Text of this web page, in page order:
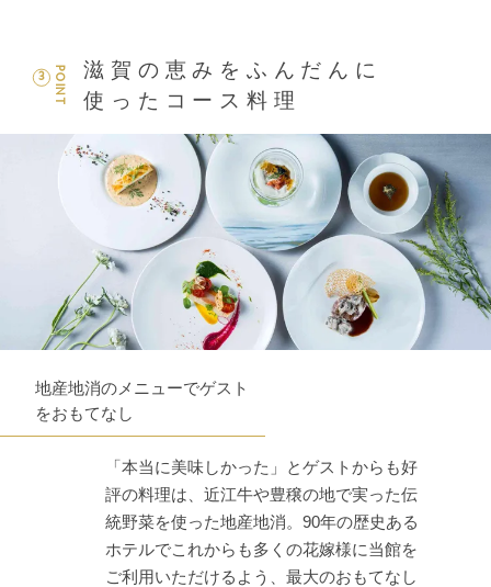
POINT
3
滋賀の恵みをふんだんに
使ったコース料理
地産地消のメニューでゲスト
をおもてなし
「本当に美味しかった」とゲストからも好
評の料理は、近江牛や豊穣の地で実った伝
統野菜を使った地産地消。90年の歴史ある
ホテルでこれからも多くの花嫁様に当館を
ご利用いただけるよう、最大のおもてなし